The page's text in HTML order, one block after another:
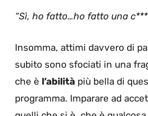
“Sì, ho fatto…ho fatto una
Insomma, attimi davvero di
subito sono sfociati in una
che è l’abilità più bella di
programma. Imparare ad